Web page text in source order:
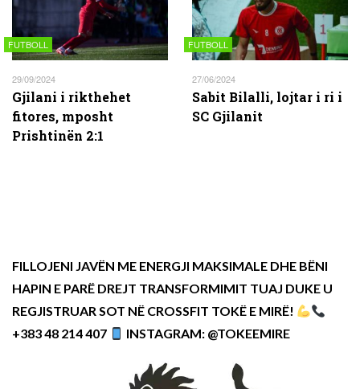
FUTBOLL
29/09/2024
Gjilani i rikthehet
fitores, mposht
Prishtinën 2:1
FUTBOLL
27/06/2024
Sabit Bilalli, lojtar i ri i
SC Gjilanit
FILLOJENI JAVËN ME ENERGJI MAKSIMALE DHE BËNI
HAPIN E PARË DREJT TRANSFORMIMIT TUAJ DUKE U
REGJISTRUAR SOT NË CROSSFIT TOKË E MIRË!
+383 48 214 407
INSTAGRAM: @TOKEEMIRE